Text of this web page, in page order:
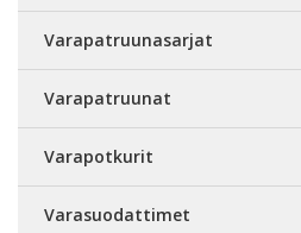
Varapatruunasarjat
Varapatruunat
Varapotkurit
Varasuodattimet